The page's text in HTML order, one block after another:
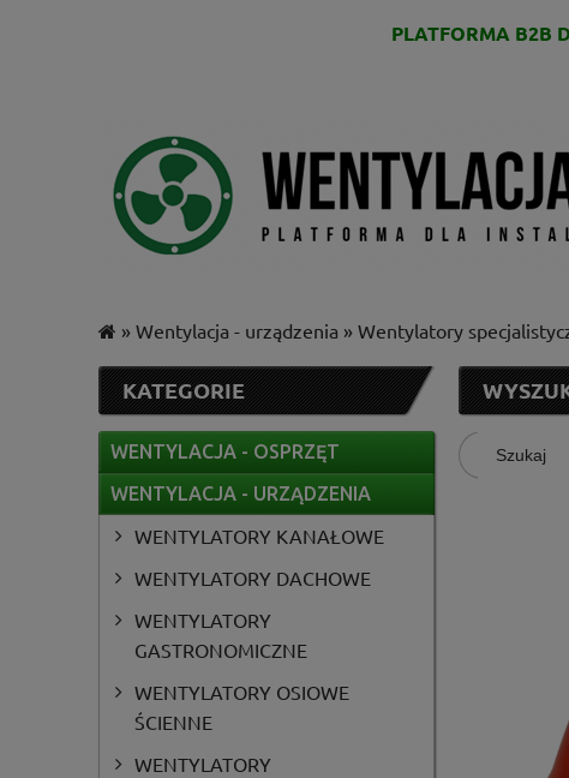
PLATFORMA B2B
» Wentylacja - urządzenia » Wentylatory
KATEGORIE
WENTYLACJA - OSPRZĘT
WENTYLACJA - URZĄDZENIA
WENTYLATORY KANAŁOWE
WENTYLATORY DACHOWE
WENTYLATORY
GASTRONOMICZNE
WENTYLATORY OSIOWE
ŚCIENNE
WENTYLATORY